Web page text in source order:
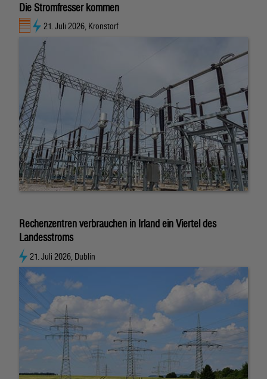
Die Stromfresser kommen
21. Juli 2026, Kronstorf
Rechenzentren verbrauchen in Irland ein Viertel des
Landesstroms
21. Juli 2026, Dublin